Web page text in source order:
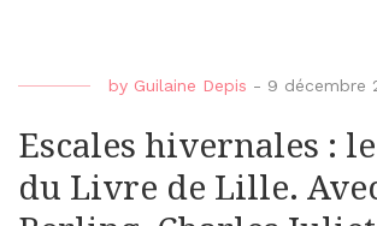
by Guilaine Depis - 9 décembre
Escales hivernales :
du Livre de Lille.